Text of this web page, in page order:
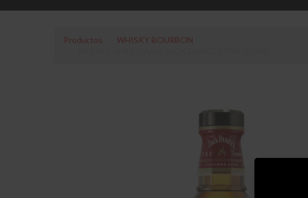
Productos
WHISKY BOURBON